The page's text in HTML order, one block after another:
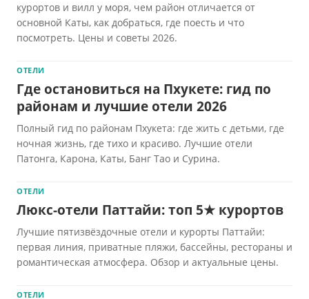
курортов и вилл у моря, чем район отличается от
основной Каты, как добраться, где поесть и что
посмотреть. Цены и советы 2026.
ОТЕЛИ
Где остановиться на Пхукете: гид по
районам и лучшие отели 2026
Полный гид по районам Пхукета: где жить с детьми, где
ночная жизнь, где тихо и красиво. Лучшие отели
Патонга, Карона, Каты, Банг Тао и Сурина.
ОТЕЛИ
Люкс-отели Паттайи: топ 5★ курортов
Лучшие пятизвёздочные отели и курорты Паттайи:
первая линия, приватные пляжи, бассейны, рестораны и
романтическая атмосфера. Обзор и актуальные цены.
ОТЕЛИ